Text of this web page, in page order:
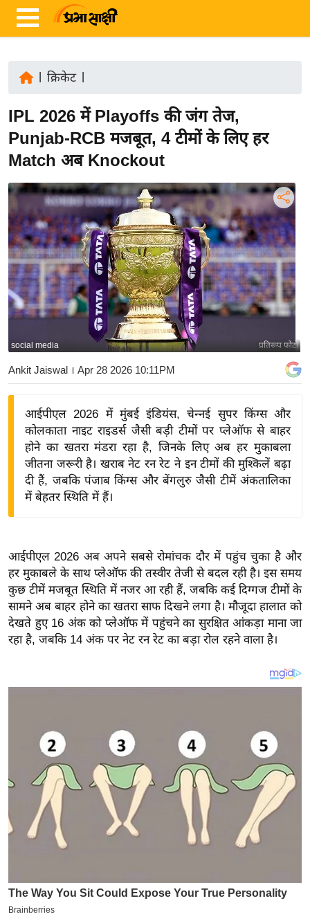
ज़ा
ख
ब
र
रा
ष्ट्री
य
अं
त
र्रा
ष्ट्री
बि
ज़
ने
द्यो
शे
ष
ज्ञ
रा
य
ब
2
6
क्रिकेट|
IPL 2026 में Playoffs की जंग तेज,
Punjab-RCB मजबूत, 4 टीमों के लिए हर
Match अब Knockout
प्रतिरूप फोटो
social media
Ankit Jaiswal । Apr 28 2026 10:11PM
आईपीएल 2026 में मुंबई इंडियंस, चेन्नई सुपर किंग्स और
कोलकाता नाइट राइडर्स जैसी बड़ी टीमों पर प्लेऑफ से बाहर
होने का खतरा मंडरा रहा है, जिनके लिए अब हर मुकाबला
जीतना जरूरी है। खराब नेट रन रेट ने इन टीमों की मुश्किलें बढ़ा
दी हैं, जबकि पंजाब किंग्स और बेंगलुरु जैसी टीमें अंकतालिका
में बेहतर स्थिति में हैं।
आईपीएल 2026 अब अपने सबसे रोमांचक दौर में पहुंच चुका है और
हर मुकाबले के साथ प्लेऑफ की तस्वीर तेजी से बदल रही है। इस समय
कुछ टीमें मजबूत स्थिति में नजर आ रही हैं, जबकि कई दिग्गज टीमों के
सामने अब बाहर होने का खतरा साफ दिखने लगा है। मौजूदा हालात को
देखते हुए 16 अंक को प्लेऑफ में पहुंचने का सुरक्षित आंकड़ा माना जा
रहा है, जबकि 14 अंक पर नेट रन रेट का बड़ा रोल रहने वाला है।